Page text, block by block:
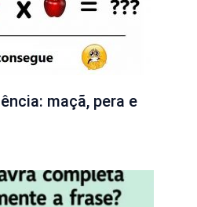
maçã, pera e